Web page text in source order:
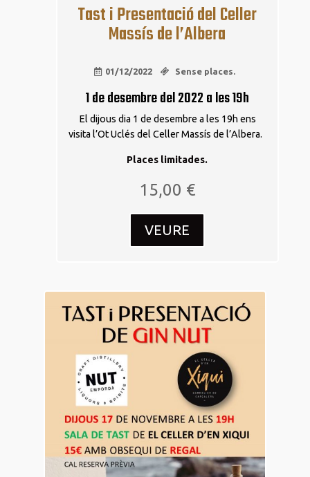
Tast i Presentació del Celler
Massís de l’Albera
01/12/2022 Sense places.
1 de desembre del 2022 a les 19h
El dijous dia 1 de desembre a les 19h ens
visita l’Ot Uclés del Celler Massís de l’Albera.
Places limitades.
15,00 €
VEURE
17